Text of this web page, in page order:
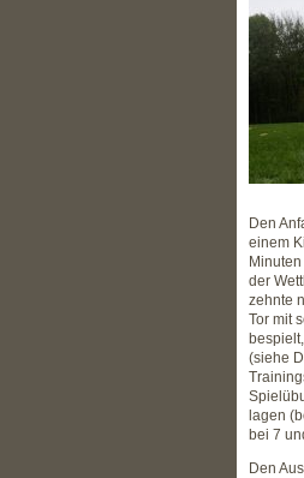
Den
einem
der
zehnte
Tor mit
(siehe
lagen
bei 7
Den